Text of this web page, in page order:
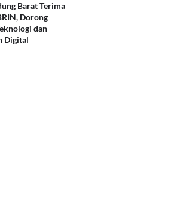
Barat Terima
Dorong
dan
Digital